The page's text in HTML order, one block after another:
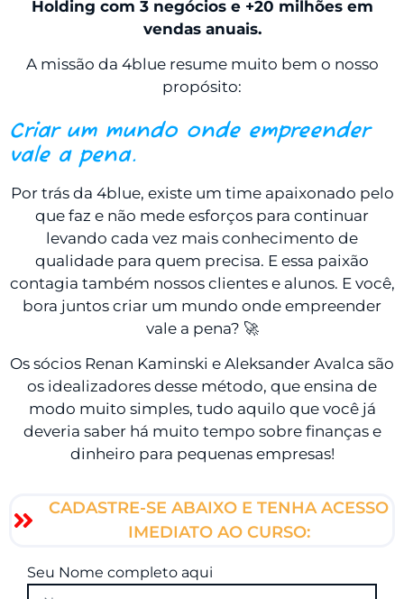
Holding com 3 negócios e +20 milhões em
vendas anuais.
A missão da 4blue resume muito bem o nosso
propósito:
Criar um mundo onde empreender
vale a pena.
Por trás da 4blue, existe um time apaixonado pelo
que faz e não mede esforços para continuar
levando cada vez mais conhecimento de
qualidade para quem precisa. E essa paixão
contagia também nossos clientes e alunos. E você,
bora juntos criar um mundo onde empreender
vale a pena? 🚀
Os sócios Renan Kaminski e Aleksander Avalca são
os idealizadores desse método, que ensina de
modo muito simples, tudo aquilo que você já
deveria saber há muito tempo sobre finanças e
dinheiro para pequenas empresas!
CADASTRE-SE ABAIXO E TENHA ACESSO
IMEDIATO AO CURSO:
Seu Nome completo aqui